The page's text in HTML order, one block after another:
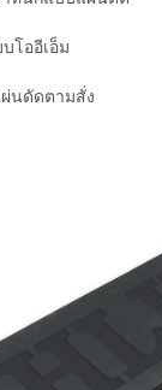
โออีเอ็ม
นดัดตามสั่ง